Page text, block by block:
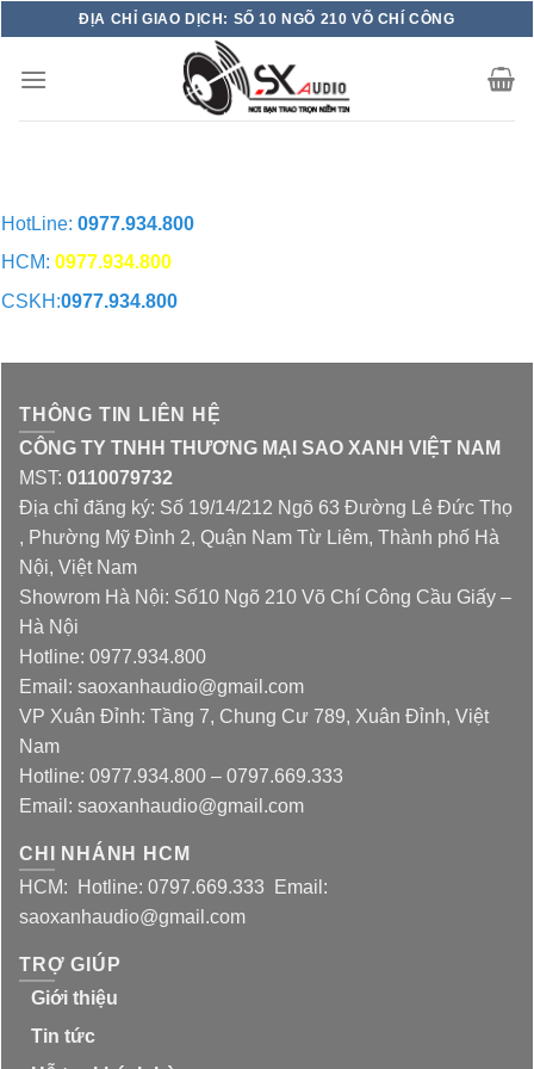
to
content
ĐỊA CHỈ GIAO DỊCH: SỐ 10 NGÕ 210 VÕ CHÍ CÔNG
HotLine: 0977.934.800
HCM: 0977.934.800
CSKH:0977.934.800
THÔNG TIN LIÊN HỆ
CÔNG TY TNHH THƯƠNG MẠI SAO XANH VIỆT NAM
MST: 0110079732
Địa chỉ đăng ký: Số 19/14/212 Ngõ 63 Đường Lê Đức Thọ
, Phường Mỹ Đình 2, Quận Nam Từ Liêm, Thành phố Hà
Nội, Việt Nam
Showrom Hà Nội: Số10 Ngõ 210 Võ Chí Công Cầu Giấy –
Hà Nội
Hotline: 0977.934.800
Email: saoxanhaudio@gmail.com
VP Xuân Đỉnh: Tầng 7, Chung Cư 789, Xuân Đỉnh, Việt
Nam
Hotline: 0977.934.800 – 0797.669.333
Email: saoxanhaudio@gmail.com
CHI NHÁNH HCM
HCM: Hotline: 0797.669.333 Email:
saoxanhaudio@gmail.com
TRỢ GIÚP
Giới thiệu
Tin tức